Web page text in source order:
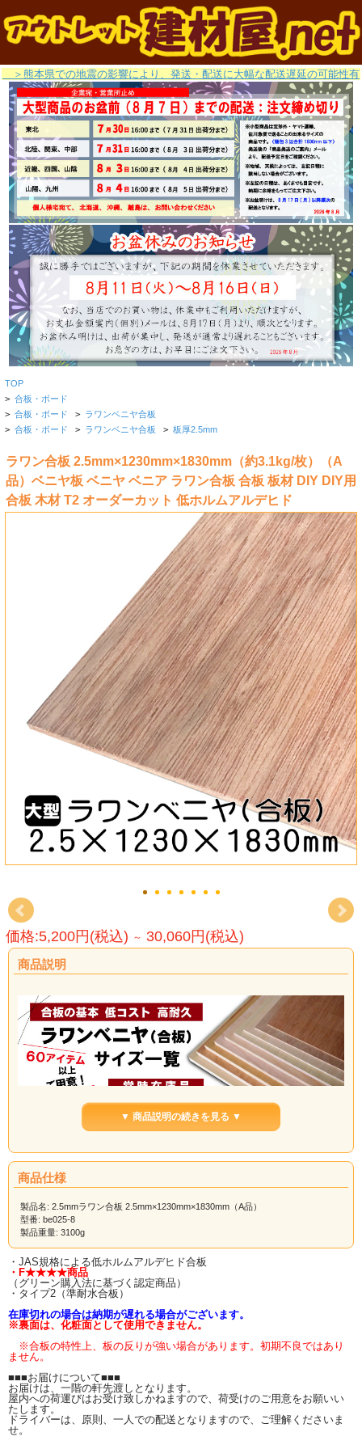
＞熊本県での地震の影響により、発送・配送に大幅な配送遅延の可能性有
TOP
> 合板・ボード
> 合板・ボード > ラワンベニヤ合板
> 合板・ボード > ラワンベニヤ合板 > 板厚2.5mm
ラワン合板 2.5mm×1230mm×1830mm（約3.1kg/枚）（A
品）ベニヤ板 ベニヤ ベニア ラワン合板 合板 板材 DIY DIY用
合板 木材 T2 オーダーカット 低ホルムアルデヒド
価格:5,200円(税込) ～ 30,060円(税込)
商品説明
【ラワンベニヤ（ラワン合板）と
は】
最も知られている、一般的なベニヤ板（合板）の事です。 表面はザラザラして
おり、木目がハッキリしていません。
「ベニヤ」といえばこのラワンベニヤを指すことが多いようです。
作用木材、合板用素材など幅広い用途で使用されています。
当店のラワンベニヤは、JAS規格による低ホルムアルデヒド合板で、
F★★★★（グリーン購入法に基づく認定商品）です。
【カット注文について】
ご希望のサイズにカットも承ります（※カット賃別途）
カット注文の際は
▼ 商品説明の続きを見る ▼
商品仕様
製品名: 2.5mmラワン合板 2.5mm×1230mm×1830mm（A品）
型番: be025-8
製品重量: 3100g
・JAS規格による低ホルムアルデヒド合板
・F★★★★商品
（グリーン購入法に基づく認定商品）
・タイプ2（準耐水合板）
在庫切れの場合は納期が遅れる場合がございます。
※裏面は、化粧面として使用できません。
※合板の特性上、板の反りが強い場合があります。初期不良ではあり
ません。
■■■お届けについて■■■
お届けは、一階の軒先渡しとなります。
屋内への荷運びはお受け致しかねますので、荷受けのご用意をお願いい
たします。
ドライバーは、原則、一人での配送となりますので、ご理解くださいま
せ。